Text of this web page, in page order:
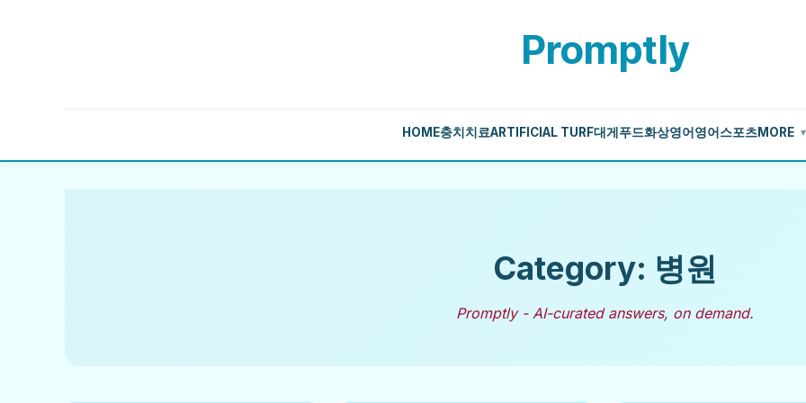
Promptly
HOME충치치료ARTIFICIAL TURF대게 푸드화상영어 영어 스포츠MORE
Category: 병원
Promptly - AI-curated answers, on demand.